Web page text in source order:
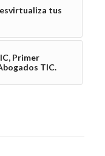
tus
Primer
TIC.